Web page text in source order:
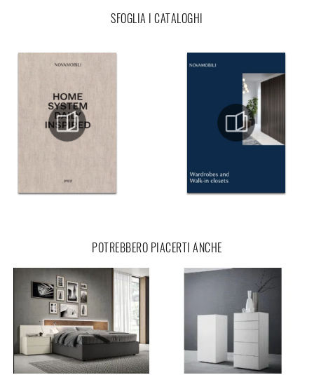
SFOGLIA I CATALOGHI
POTREBBERO PIACERTI ANCHE